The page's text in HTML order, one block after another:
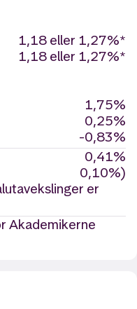
1,18 eller 1,27%*
1,18 eller 1,27%*
1,75%
0,25%
-0,83%
0,41%
0,10%)
er
Akademikerne